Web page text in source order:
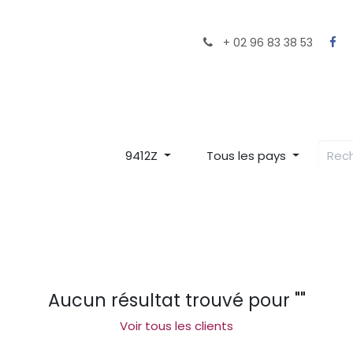
Le Chef Le Restaurant
+ 02 96 83 38 53
9412Z Tous les pays
Aucun résultat trouvé pour ""
Voir tous les clients